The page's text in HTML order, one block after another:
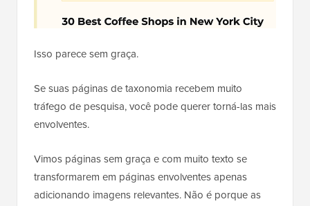
Isso parece sem graça.
Se suas páginas de taxonomia recebem muito
tráfego de pesquisa, você pode querer torná-las mais
envolventes.
Vimos páginas sem graça e com muito texto se
transformarem em páginas envolventes apenas
adicionando imagens relevantes. Não é porque as